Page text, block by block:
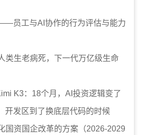
员工与AI协作的行为评估与能力
类生老病死，下一代万亿级生命
K3：18个月，AI投资逻辑变了
开发区到了换底层代码的时候
国资国企改革的方案（2026-2029